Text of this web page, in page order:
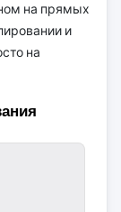
на прямых
и
на